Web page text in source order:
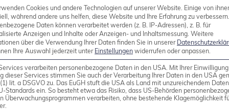
is one of the world’s most commonly used
of the Apache Software Foundation. Its
websites, which can be achieved via SSI (server
languages is ensured either by the integration
operating systems, including Unix, Linux,
.
Cookies und andere Technologien auf unserer Website. Einige von
während andere uns helfen, diese Website und Ihre Erfahrung zu verbessern.
Daten können verarbeitet werden (z. B. IP-Adressen), z. B. für
Anzeigen und Inhalte oder Anzeigen- und Inhaltsmessung. Weitere
über die Verwendung Ihrer Daten finden Sie in unserer
Ihre Auswahl jederzeit unter Einstellungen widerrufen oder anpassen.
verarbeiten personenbezogene Daten in den USA. Mit Ihrer
dieser Services stimmen Sie auch der Verarbeitung Ihrer Daten in den USA
lit. a DSGVO zu. Das EuGH stuft die USA als Land mit unzureichendem
Standards ein. So besteht etwa das Risiko, dass US-Behörden
Überwachungsprogrammen verarbeiten, ohne bestehende Klagemöglichkeit